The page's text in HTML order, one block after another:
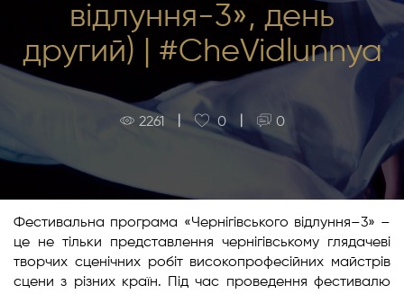
відлуння-3», день
другий) | #CheVidlunnya
2261 0 0
Фестивальна програма «Чернігівського відлуння–3» –
це не тільки представлення чернігівському глядачеві
творчих сценічних робіт високопрофесійних майстрів
сцени з різних країн. Під час проведення фестивалю